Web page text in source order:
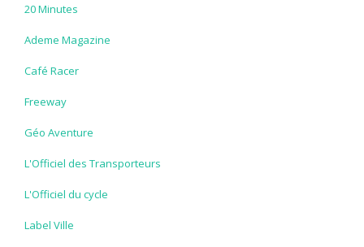
20 Minutes
Ademe Magazine
Café Racer
Freeway
Géo Aventure
L'Officiel des Transporteurs
L'Officiel du cycle
Label Ville